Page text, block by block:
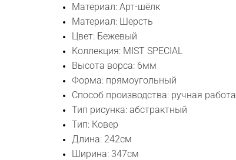
Материал: Арт-шёлк
Материал: Шерсть
Цвет: Бежевый
Коллекция: MIST SPECIAL
Высота ворса: 6мм
Форма: прямоугольный
Способ производства: ручная работа
Тип рисунка: абстрактный
Тип: Ковер
Длина: 242см
Ширина: 347см
WhatsApp
Telegram